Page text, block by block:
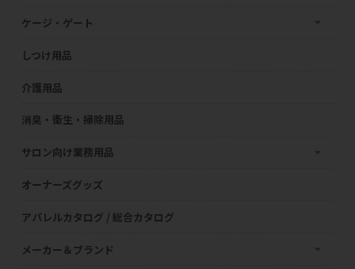
ケージ・ゲート
しつけ用品
介護用品
消臭・衛生・掃除用品
サロン向け業務用品
オーナーズグッズ
アパレルカタログ / 総合カタログ
メーカー＆ブランド